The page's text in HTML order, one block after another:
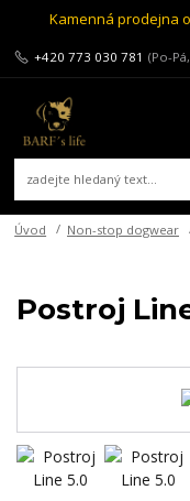
Kamenná prodejna
+420 773 030 781 (Po-
Úvod Non-stop dogwear
Postroj